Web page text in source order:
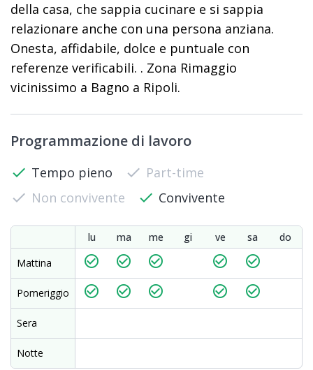
della casa, che sappia cucinare e si sappia
relazionare anche con una persona anziana.
Onesta, affidabile, dolce e puntuale con
referenze verificabili. . Zona Rimaggio
vicinissimo a Bagno a Ripoli.
Programmazione di lavoro
check Tempo pieno check Part-time
check Non convivente check Convivente
lu ma me gi ve sa
do
Mattina
check_circle_outline check_circle_outline check_circle_outline check_circle_outline check_circle_outline
Pomeriggio check_circle_outline check_circle_outline check_circle_outline check_circle_outline check_circle_outline
Sera
Notte